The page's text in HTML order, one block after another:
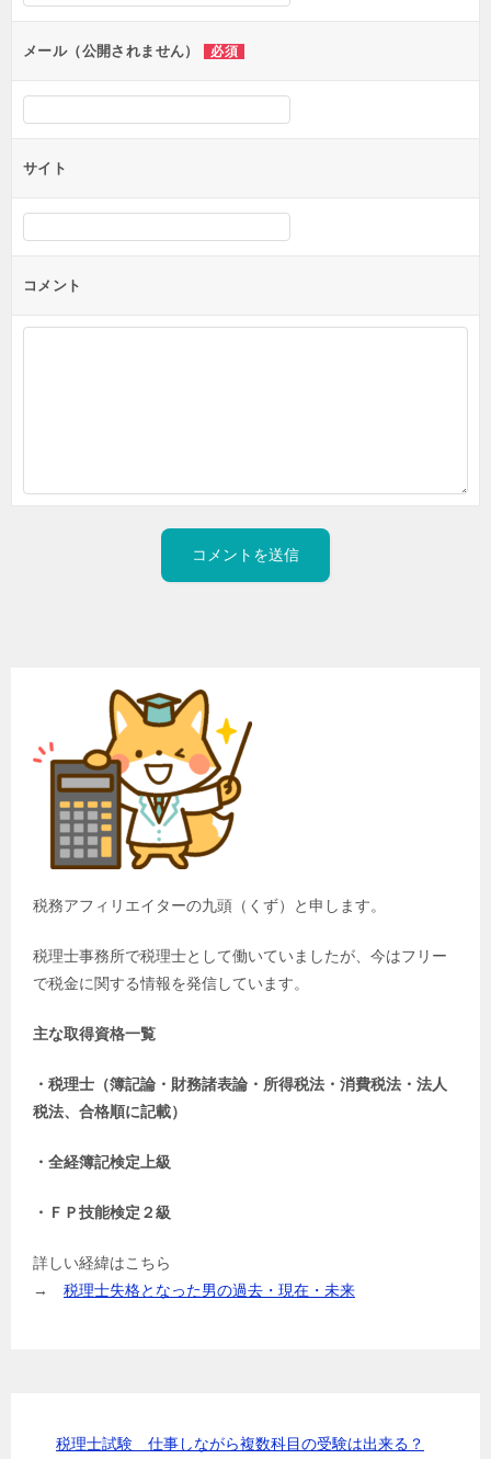
ンメール（公開されません） 必須
サイト
コメント
税務アフィリエイターの九頭（くず）と申します。
税理士事務所で税理士として働いていましたが、今はフリー
で税金に関する情報を発信しています。
主な取得資格一覧
・税理士（簿記論・財務諸表論・所得税法・消費税法・法人
税法、合格順に記載）
・全経簿記検定上級
・ＦＰ技能検定２級
詳しい経緯はこちら
→ 税理士失格となった男の過去・現在・未来
税理士試験 仕事しながら複数科目の受験は出来る？